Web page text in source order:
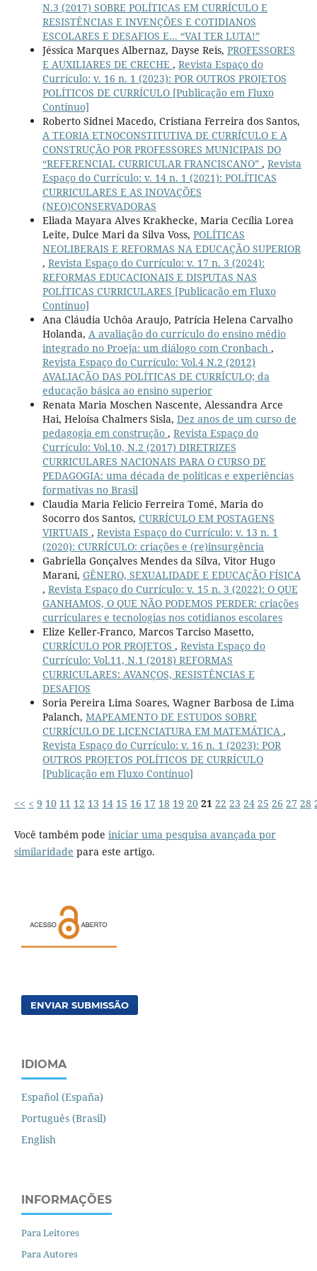
N.3 (2017) SOBRE POLÍTICAS EM CURRÍCULO E
RESISTÊNCIAS E INVENÇÕES E COTIDIANOS
ESCOLARES E DESAFIOS E... “VAI TER LUTA!”
Jéssica Marques Albernaz, Dayse Reis, PROFESSORES
E AUXILIARES DE CRECHE , Revista Espaço do
Currículo: v. 16 n. 1 (2023): POR OUTROS PROJETOS
POLÍTICOS DE CURRÍCULO [Publicação em Fluxo
Contínuo]
Roberto Sidnei Macedo, Cristiana Ferreira dos Santos,
A TEORIA ETNOCONSTITUTIVA DE CURRÍCULO E A
CONSTRUÇÃO POR PROFESSORES MUNICIPAIS DO
“REFERENCIAL CURRICULAR FRANCISCANO” , Revista
Espaço do Currículo: v. 14 n. 1 (2021): POLÍTICAS
CURRICULARES E AS INOVAÇÕES
(NEO)CONSERVADORAS
Eliada Mayara Alves Krakhecke, Maria Cecília Lorea
Leite, Dulce Mari da Silva Voss, POLÍTICAS
NEOLIBERAIS E REFORMAS NA EDUCAÇÃO SUPERIOR
, Revista Espaço do Currículo: v. 17 n. 3 (2024):
REFORMAS EDUCACIONAIS E DISPUTAS NAS
POLÍTICAS CURRICULARES [Publicação em Fluxo
Contínuo]
Ana Cláudia Uchôa Araujo, Patrícia Helena Carvalho
Holanda, A avaliação do currículo do ensino médio
integrado no Proeja: um diálogo com Cronbach ,
Revista Espaço do Currículo: Vol.4 N.2 (2012)
AVALIAÇÃO DAS POLÍTICAS DE CURRÍCULO; da
educação básica ao ensino superior
Renata Maria Moschen Nascente, Alessandra Arce
Hai, Heloísa Chalmers Sisla, Dez anos de um curso de
pedagogia em construção , Revista Espaço do
Currículo: Vol.10, N.2 (2017) DIRETRIZES
CURRICULARES NACIONAIS PARA O CURSO DE
PEDAGOGIA: uma década de políticas e experiências
formativas no Brasil
Claudia Maria Felicio Ferreira Tomé, Maria do
Socorro dos Santos, CURRÍCULO EM POSTAGENS
VIRTUAIS , Revista Espaço do Currículo: v. 13 n. 1
(2020): CURRÍCULO: criações e (re)insurgência
Gabriella Gonçalves Mendes da Silva, Vitor Hugo
Marani, GÊNERO, SEXUALIDADE E EDUCAÇÃO FÍSICA
, Revista Espaço do Currículo: v. 15 n. 3 (2022): O QUE
GANHAMOS, O QUE NÃO PODEMOS PERDER: criações
curriculares e tecnologias nos cotidianos escolares
Elize Keller-Franco, Marcos Tarciso Masetto,
CURRÍCULO POR PROJETOS , Revista Espaço do
Currículo: Vol.11, N.1 (2018) REFORMAS
CURRICULARES: AVANÇOS, RESISTÊNCIAS E
DESAFIOS
Soria Pereira Lima Soares, Wagner Barbosa de Lima
Palanch, MAPEAMENTO DE ESTUDOS SOBRE
CURRÍCULO DE LICENCIATURA EM MATEMÁTICA ,
Revista Espaço do Currículo: v. 16 n. 1 (2023): POR
OUTROS PROJETOS POLÍTICOS DE CURRÍCULO
[Publicação em Fluxo Contínuo]
<< < 9 10 11 12 13 14 15 16 17 18 19 20 21 22 23 24 25 26 27 28
Você também pode iniciar uma pesquisa avançada por
similaridade para este artigo.
ENVIAR SUBMISSÃO
IDIOMA
Español (España)
Português (Brasil)
English
INFORMAÇÕES
Para Leitores
Para Autores